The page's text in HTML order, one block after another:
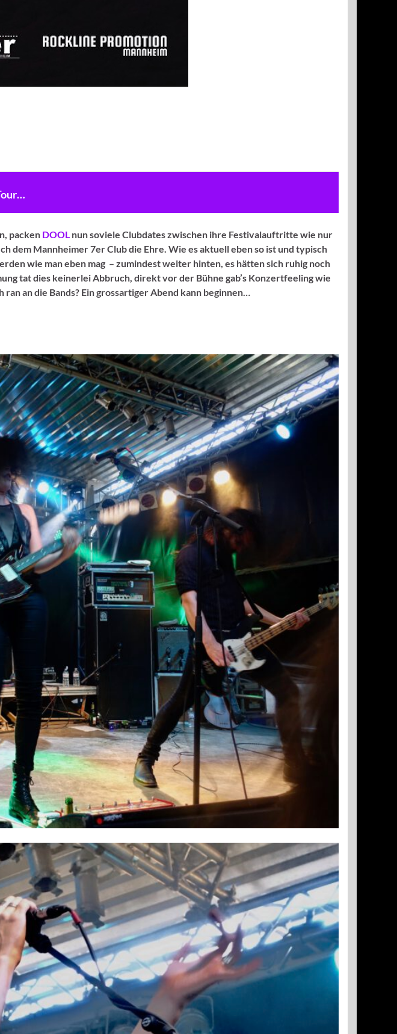
packen DOOL nun soviele Clubdates zwischen ihre Festivalauftritte wie nur
dem Mannheimer 7er Club die Ehre. Wie es aktuell eben so ist und typisch
wie man eben mag – zumindest weiter hinten, es hätten sich ruhig noch
tat dies keinerlei Abbruch, direkt vor der Bühne gab’s Konzertfeeling wie
an die Bands? Ein grossartiger Abend kann beginnen…